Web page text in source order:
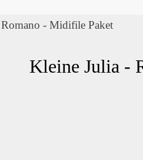
- Midifile Paket
Kleine Julia -